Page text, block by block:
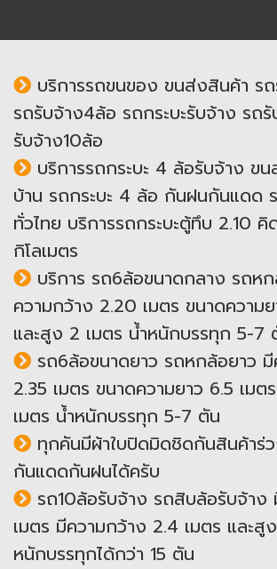
บริการรถขนของ ขนส่งสินค้า ร
รถรับจ้าง4ล้อ รถกระบะรับจ้าง รถ
รับจ้าง10ล้อ
บริการรถกระบะ 4 ล้อรับจ้าง ข
บ้าน รถกระบะ 4 ล้อ กันฝนกันแดด
ทั่วไทย บริการรถกระบะตู้ทึบ 2.10 คิ
กิโลเมตร
บริการ รถ6ล้อขนาดกลาง รถห
ความกว้าง 2.20 เมตร ขนาดความ
และสูง 2 เมตร น้ำหนักบรรทุก 5-7
รถ6ล้อขนาดยาว รถหกล้อยาว
2.35 เมตร ขนาดความยาว 6.5 เมต
เมตร น้ำหนักบรรทุก 5-7 ตัน
ทุกคันมีผ้าใบปิดมิดชิดกันสินค้าร่
กันแดดกันฝนได้ครับ
รถ10ล้อรับจ้าง รถสิบล้อรับจ้าง
เมตร มีความกว้าง 2.4 เมตร และสู
หนักบรรทุกได้กว่า 15 ตัน